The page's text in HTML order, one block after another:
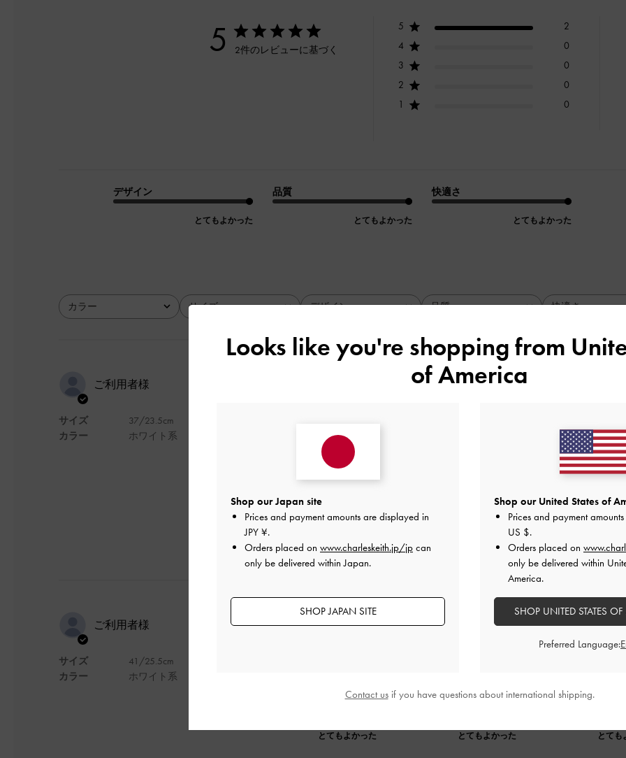
5 2件のレビューに基づく
5
2
4
0
3
0
2
0
1
0
デザイン
とてもよかった
品質
とてもよかった
快適さ
とてもよかった
カラー
全て サイズ デザイン 品質 快適さ
ご利用者様
サイズ
カラー
37/23.5cm
ホワイト系
なかなか歩きやすく痛くないサンダルに出会えずにおそるおそるでしたが、デザ
た。旅行にはいていきました。大きめなので0. 5下げてもありです。
とてもよかった とても
ご利用者様
サイズ
カラー
41/25.5cm
ホワイト系
シンプルで上品なサンダル
デザインがとても洗練されていて、履くだけで大人っぽい印象になります。軽く
とてもよかった とてもよかった とても
Looks like you're shopping from
of America
Shop our Japan site
Prices and payment amounts are displayed in
JPY ¥.
Orders placed on www.charleskeith.jp/jp can
only be delivered within Japan.
SHOP JAPAN SITE
Shop our United States of
Prices and payment
US $.
Orders placed on
only be delivered within
America.
SHOP UNITED STATES
Preferred Language:
Contact usif you have questions about international shipping.